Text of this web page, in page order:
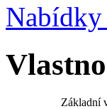
Nabídky
Základní